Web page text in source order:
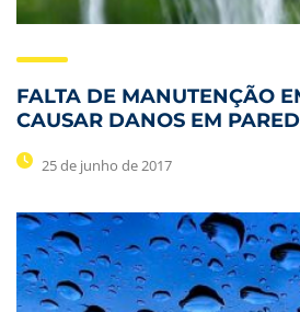
FALTA DE MANUTENÇÃO
CAUSAR DANOS EM
25 de junho de 2017